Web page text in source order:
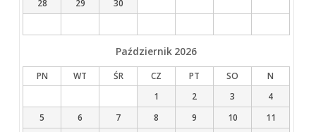
28
29 30
Październik 2026
PN WT ŚR CZ PT SO
N
1
2 3
4
5
6 7 8 9 10
11